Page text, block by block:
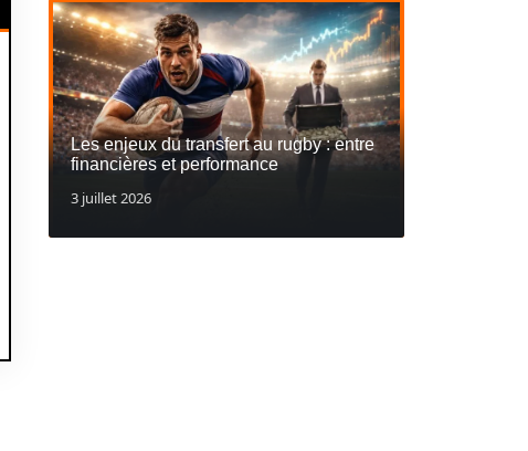
Les enjeux du transfert au rugby : entre
financières et performance
3 juillet 2026